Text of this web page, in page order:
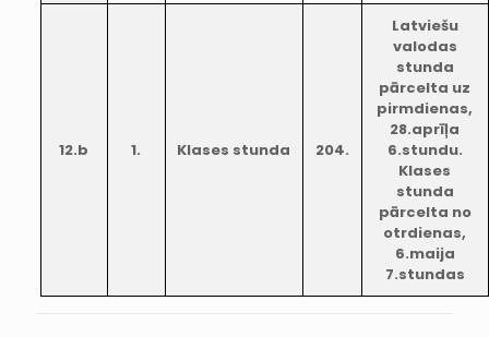
12.b 1. Klases stunda 204.
Latviešu
valodas
stunda
pārcelta uz
pirmdienas,
28.aprīļa
6.stundu.
Klases
stunda
pārcelta no
otrdienas,
6.maija
7.stundas